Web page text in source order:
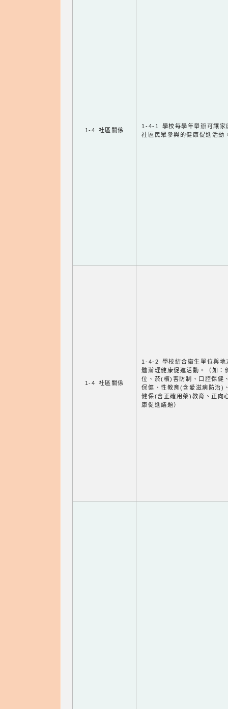
1-4 社區關係
1-4-1 學校每學年舉辦可讓家
社區民眾參與的健康促進活動
1-4 社區關係
1-4-2 學校結合衛生單位與地
體辦理健康促進活動。（如：
位、菸(檳)害防制、口腔保健
保健、性教育(含愛滋病防治)
健保(含正確用藥)教育、正向
康促進議題）